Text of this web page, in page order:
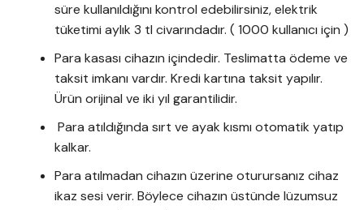
süre kullanıldığını kontrol edebilirsiniz, elektrik
tüketimi aylık 3 tl civarındadır. ( 1000 kullanıcı için )
Para kasası cihazın içindedir. Teslimatta ödeme ve
taksit imkanı vardır. Kredi kartına taksit yapılır.
Ürün orijinal ve iki yıl garantilidir.
Para atıldığında sırt ve ayak kısmı otomatik yatıp
kalkar.
Para atılmadan cihazın üzerine oturursanız cihaz
ikaz sesi verir. Böylece cihazın üstünde lüzumsuz